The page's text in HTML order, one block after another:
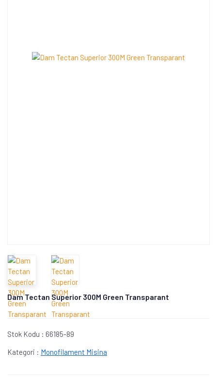
Dam Tectan Superior 300M Green Transparant
Stok Kodu : 66185-89
Kategori : Monofilament Misina